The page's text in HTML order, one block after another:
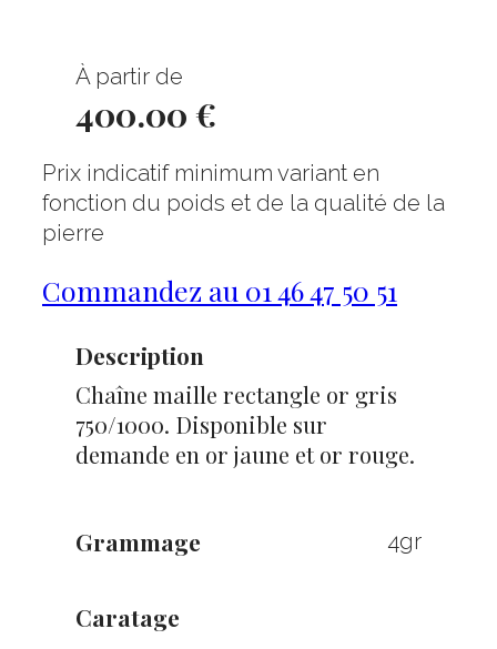
À partir de
400.00 €
Prix indicatif minimum variant en
fonction du poids et de la qualité de la
pierre
Commandez au 01 46 47 50 51
Description
Chaîne maille rectangle or gris
750/1000. Disponible sur
demande en or jaune et or rouge.
Grammage 4gr
Caratage